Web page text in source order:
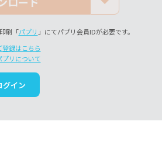
刷「パプリ 」にてパプリ会員IDが必要です。
録はこちら
リについて
グイン